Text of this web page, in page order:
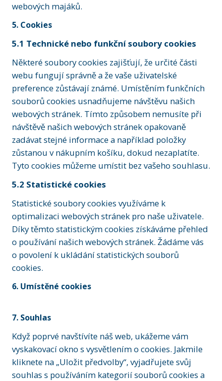
webových majáků.
5. Cookies
5.1 Technické nebo funkční soubory cookies
Některé soubory cookies zajišťují, že určité části
webu fungují správně a že vaše uživatelské
preference zůstávají známé. Umístěním funkčních
souborů cookies usnadňujeme návštěvu našich
webových stránek. Tímto způsobem nemusíte při
návštěvě našich webových stránek opakovaně
zadávat stejné informace a například položky
zůstanou v nákupním košíku, dokud nezaplatíte.
Tyto cookies můžeme umístit bez vašeho souhlasu.
5.2 Statistické cookies
Statistické soubory cookies využíváme k
optimalizaci webových stránek pro naše uživatele.
Díky těmto statistickým cookies získáváme přehled
o používání našich webových stránek. Žádáme vás
o povolení k ukládání statistických souborů
cookies.
6. Umístěné cookies
7. Souhlas
Když poprvé navštívíte náš web, ukážeme vám
vyskakovací okno s vysvětlením o cookies. Jakmile
kliknete na „Uložit předvolby“, vyjadřujete svůj
souhlas s používáním kategorií souborů cookies a